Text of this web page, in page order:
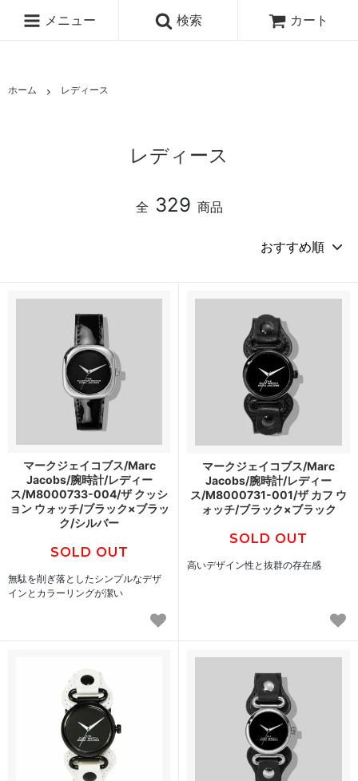
メニュー 検索 カート
ホーム レディース
レディース
全 329 商品
マークジェイコブス/Marc
Jacobs/腕時計/レディー
ス/M8000733-004/ザ クッシ
ョン ウォッチ/ブラック×ブラッ
ク/シルバー
SOLD OUT
無駄を削ぎ落としたシンプルなデザ
インとカラーリングが潔い
マークジェイコブス/Marc
Jacobs/腕時計/レディー
ス/M8000731-001/ザ カフ ウ
ォッチ/ブラック×ブラック
SOLD OUT
高いデザイン性と抜群の存在感